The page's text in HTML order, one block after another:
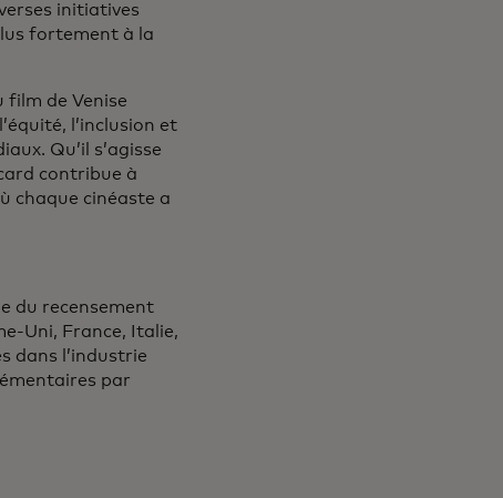
initiatives
fortement à la
film de Venise
l’inclusion et
Qu’il s’agisse
contribue à
chaque cinéaste a
du recensement
Uni, France, Italie,
dans l’industrie
par